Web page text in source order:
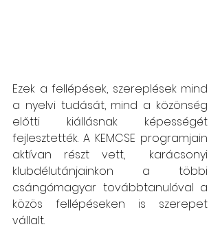
Ezek a fellépések, szereplések mind
a nyelvi tudását, mind a közönség
előtti kiállásnak képességét
fejlesztették. A KEMCSE programjain
aktívan részt vett,  karácsonyi
klubdélutánjainkon a többi
csángómagyar továbbtanulóval a
közös fellépéseken is szerepet
vállalt.